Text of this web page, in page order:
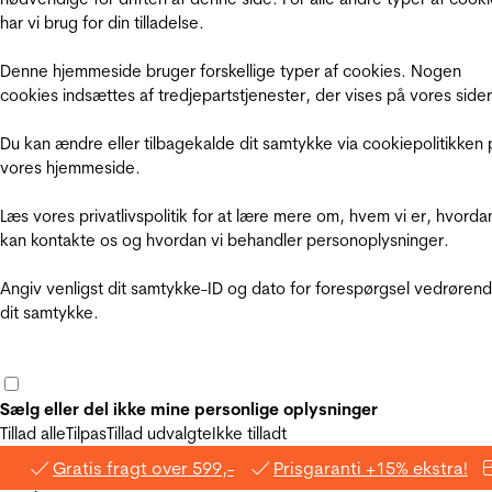
har vi brug for din tilladelse.
Denne hjemmeside bruger forskellige typer af cookies. Nogen
cookies indsættes af tredjepartstjenester, der vises på vores
Du kan ændre eller tilbagekalde dit samtykke via cookiepolitikken
vores hjemmeside.
Læs vores privatlivspolitik for at lære mere om, hvem vi er,
kan kontakte os og hvordan vi behandler personoplysninger.
Angiv venligst dit samtykke-ID og dato for forespørgsel
dit samtykke.
Sælg eller del ikke mine personlige oplysninger
Tillad alleTilpasTillad udvalgteIkke tilladt
Gratis fragt over 599,- Prisgaranti +15% ekstra!